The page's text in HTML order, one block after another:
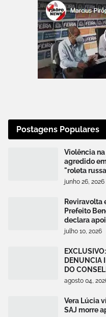
Postagens Populares
Violência
agredido
"roleta
junho 26, 2026
Reviravolta
Prefeito
declara
julho 10, 2026
DENUNCIA
DO
agosto 04,
Vera Lúcia
SAJ morre